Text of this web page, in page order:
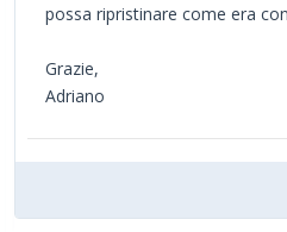
possa ripristinare come era
Grazie,
Adriano